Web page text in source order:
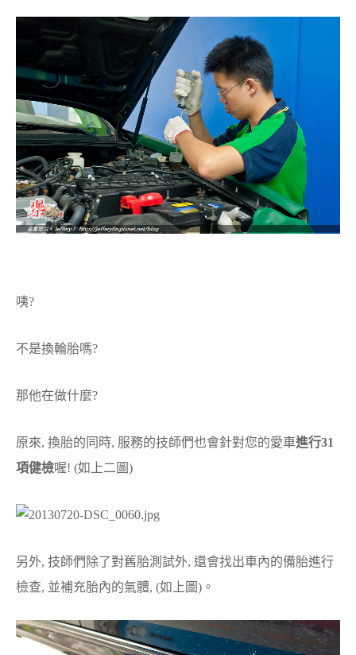
咦?
不是換輪胎嗎?
那他在做什麼?
原來, 換胎的同時, 服務的技師們也會針對您的愛車進行31
項健檢喔! (如上二圖)
另外, 技師們除了對舊胎測試外, 還會找出車內的備胎進行
檢查, 並補充胎內的氣體, (如上圖)。